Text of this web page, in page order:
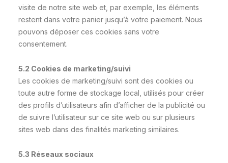
visite de notre site web et, par exemple, les éléments
restent dans votre panier jusqu’à votre paiement. Nous
pouvons déposer ces cookies sans votre
consentement.
5.2 Cookies de marketing/suivi
Les cookies de marketing/suivi sont des cookies ou
toute autre forme de stockage local, utilisés pour créer
des profils d’utilisateurs afin d’afficher de la publicité ou
de suivre l’utilisateur sur ce site web ou sur plusieurs
sites web dans des finalités marketing similaires.
5.3 Réseaux sociaux